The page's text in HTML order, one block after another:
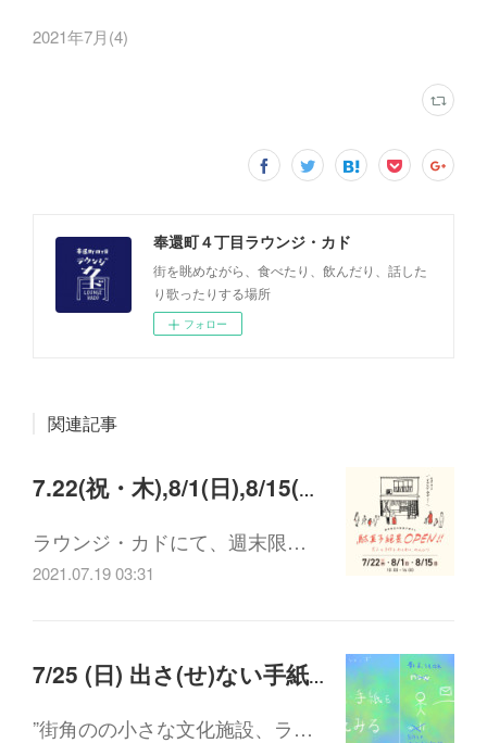
2021年7月(4)
奉還町４丁目ラウンジ・カド
街を眺めながら、食べたり、飲んだり、話した
り歌ったりする場所
フォロー
関連記事
7.22(祝・木),8/1(日),8/15(日) 10:00-16:00駄菓子絶景の駄菓子屋さん
ラウンジ・カドにて、週末限…
2021.07.19 03:31
7/25 (日) 出さ(せ)ない手紙を書いてみる
”街角のの小さな文化施設、ラ…